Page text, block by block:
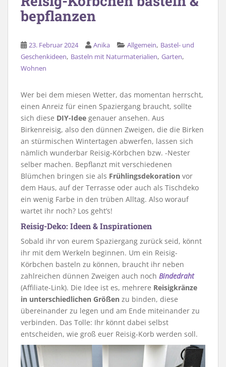
bepflanzen
23. Februar 2024 Anika Allgemein, Bastel- und
Geschenkideen, Basteln mit Naturmaterialien, Garten,
Wohnen
Wer bei dem miesen Wetter, das momentan herrscht,
einen Anreiz für einen Spaziergang braucht, sollte
sich diese DIY-Idee genauer ansehen. Aus
Birkenreisig, also den dünnen Zweigen, die die Birken
an stürmischen Wintertagen abwerfen, lassen sich
nämlich wunderbar Reisig-Körbchen bzw. -Nester
selber machen. Bepflanzt mit verschiedenen
Blümchen bringen sie als Frühlingsdekoration vor
dem Haus, auf der Terrasse oder auch als Tischdeko
ein wenig Farbe in den trüben Alltag. Also worauf
wartet ihr noch? Los geht’s!
Reisig-Deko: Ideen & Inspirationen
Sobald ihr von eurem Spaziergang zurück seid, könnt
ihr mit dem Werkeln beginnen. Um ein Reisig-
Körbchen basteln zu können, braucht ihr neben
zahlreichen dünnen Zweigen auch noch Bindedraht
(Affiliate-Link). Die Idee ist es, mehrere Reisigkränze
in unterschiedlichen Größen zu binden, diese
übereinander zu legen und am Ende miteinander zu
verbinden. Das Tolle: Ihr könnt dabei selbst
entscheiden, wie groß euer Reisig-Korb werden soll.